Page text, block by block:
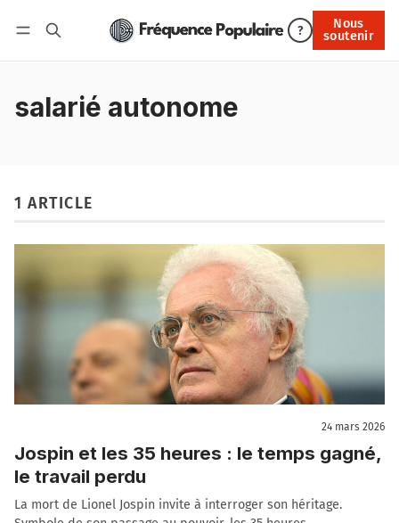
?
Nous
soutenir
Nous soutenir
salarié autonome
1 ARTICLE
24 mars 2026
Jospin et les 35 heures : le temps gagné,
le travail perdu
La mort de Lionel Jospin invite à interroger son héritage.